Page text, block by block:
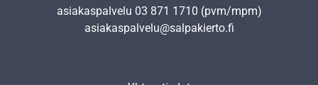
asiakaspalvelu 03 871 1710 (pvm/mpm)
asiakaspalvelu@salpakierto.fi